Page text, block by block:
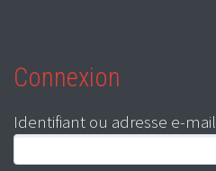
Connexion
Identifiant ou adresse e-mail